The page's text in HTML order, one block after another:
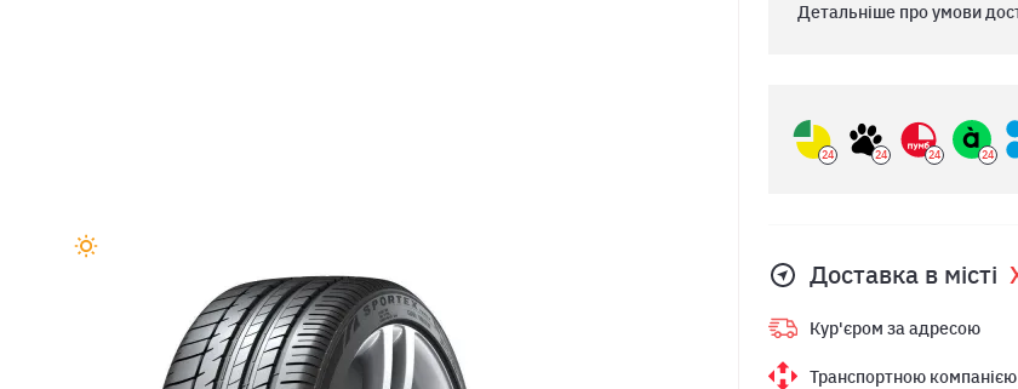
Детальніше про умови
24 24 24 24
Доставка в місті
Кур'єром за адресою
Транспортною компанією